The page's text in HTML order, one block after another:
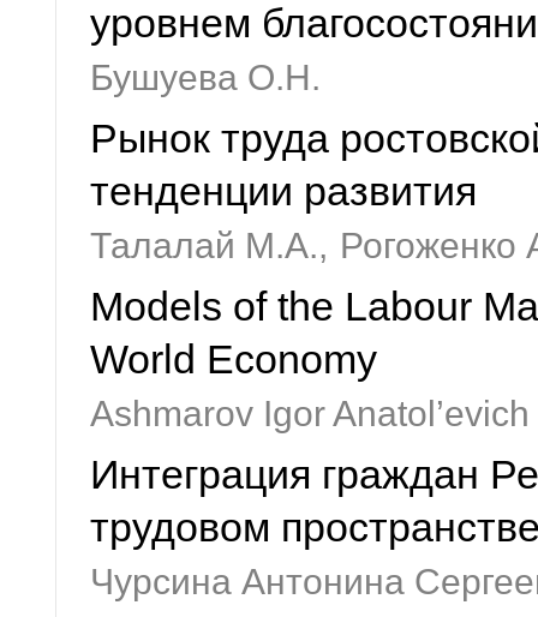
уровнем
Бушуева О.Н.
Рынок труда
тенденции развития
Талалай М.А., Рогоженко
Models of the Labour
World Economy
Ashmarov Igor Anatol’evich
Интеграция граждан
трудовом
Чурсина Антонина